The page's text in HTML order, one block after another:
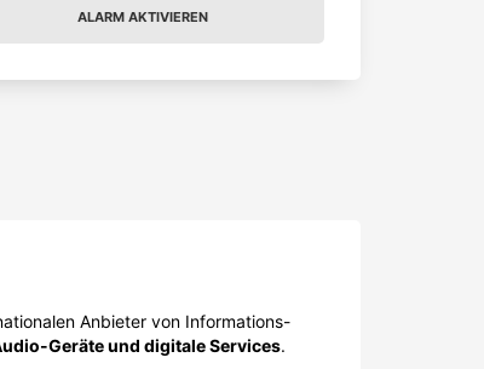
ALARM AKTIVIEREN
Anbieter von Informations-
Geräte und digitale Services.